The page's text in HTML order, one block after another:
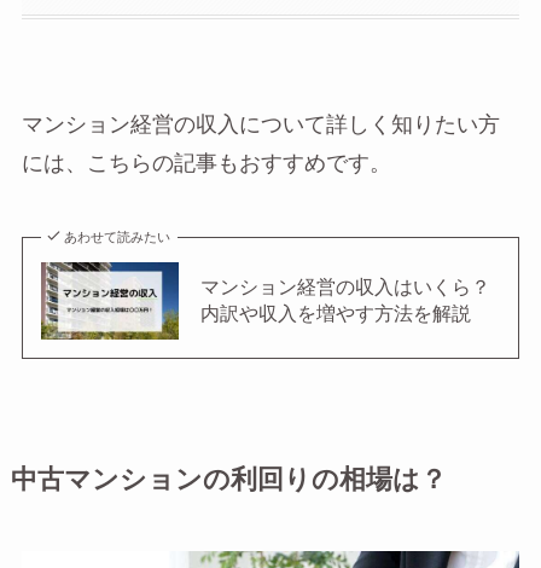
マンション経営の収入について詳しく知りたい方
には、こちらの記事もおすすめです。
あわせて読みたい
マンション経営の収入はいくら？
内訳や収入を増やす方法を解説
中古マンションの利回りの相場は？